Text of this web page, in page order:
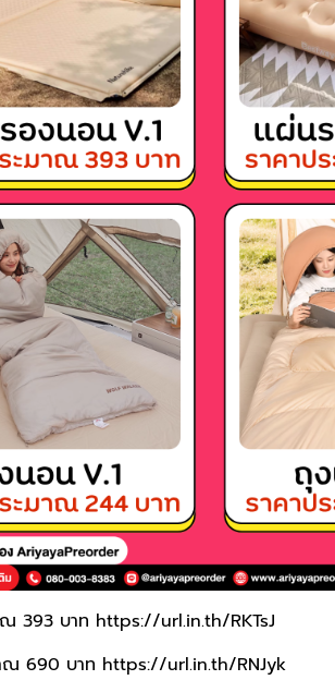
ณ 393 บาท https://url.in.th/RKTsJ
ณ 690 บาท https://url.in.th/RNJyk